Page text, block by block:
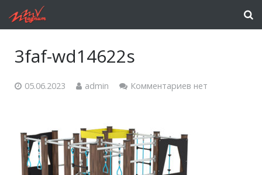
3faf-wd14622s
05.06.2023 admin Комментариев нет